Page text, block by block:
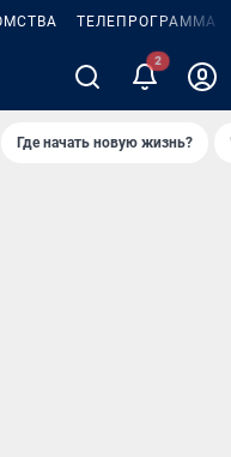
ТЕЛЕПРОГРАММА
Где начать новую жизнь?